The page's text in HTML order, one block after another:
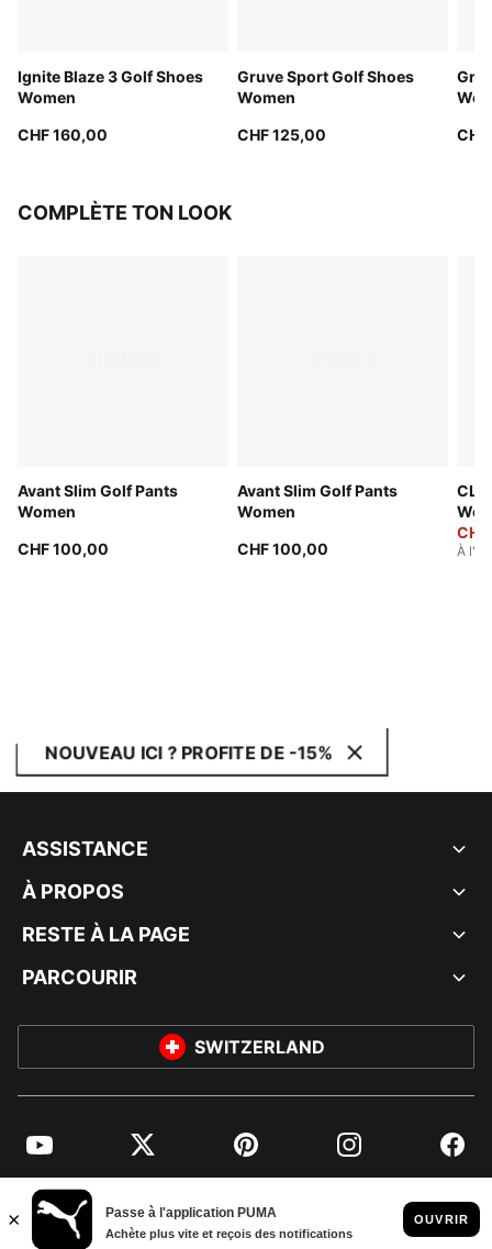
Ignite Blaze 3 Golf Shoes
Women
CHF 160,00
Gruve Sport Golf Shoes
Women
CHF 125,00
COMPLÈTE TON LOOK
Avant Slim Golf Pants
Women
CHF 100,00
Avant Slim Golf Pants
Women
CHF 100,00
À
NOUVEAU ICI ? PROFITE DE -15%
ASSISTANCE
À PROPOS
RESTE À LA PAGE
PARCOURIR
SWITZERLAND
YouTube Twitter Pinterest Instagram
© PUMA EUROPE GMBH, 2026. TOUS DROITS RÉSERVÉS
MENTIONS ET DONNÉES LÉGALES